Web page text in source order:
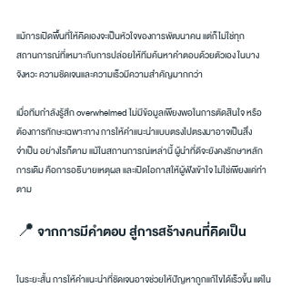
แม้การเปิดพื้นที่ให้คิดเองจะเป็นหัวใจของการพัฒนาคน แต่ก็ไม่ใช่ทุก
สถานการณ์ที่เหมาะกับการปล่อยให้ทีมค้นหาคำตอบด้วยตัวเอง ในบาง
จังหวะ ความชัดเจนและความเร็วมีความสำคัญมากกว่า
เมื่อทีมกำลังรู้สึก overwhelmed ไม่มีข้อมูลเพียงพอในการตัดสินใจ หรือ
ต้องการทักษะเฉพาะทาง การให้คำแนะนำแบบตรงไปตรงมาอาจเป็นสิ่ง
จำเป็น อย่างไรก็ตาม แม้ในสถานการณ์เหล่านี้ ผู้นำที่ดีจะยังคงรักษาหลัก
การเดิม คือการอธิบายเหตุผล และเปิดโอกาสให้ผู้ฟังเข้าใจ ไม่ใช่เพียงแค่ทำ
ตาม
📍 จากการมีคำตอบ สู่การสร้างคนที่คิดเป็น
ในระยะสั้น การให้คำแนะนำที่ชัดเจนอาจช่วยให้ปัญหาถูกแก้ไขได้เร็วขึ้น แต่ใน